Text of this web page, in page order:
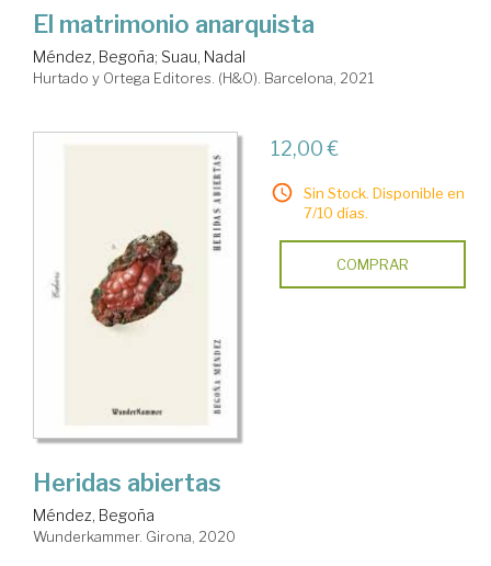
El matrimonio anarquista
Méndez, Begoña; Suau, Nadal
Hurtado y Ortega Editores. (H&O). Barcelona, 2021
12,00 €
Sin Stock. Disponible en
7/10 días.
COMPRAR
Heridas abiertas
Méndez, Begoña
Wunderkammer. Girona, 2020